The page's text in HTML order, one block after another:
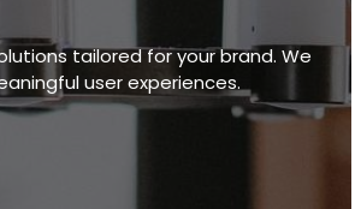
tailored for your brand. We
user experiences.